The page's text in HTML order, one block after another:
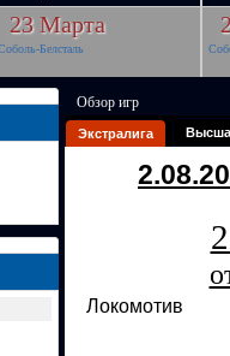
23 Марта
Белсталь
Обзор игр
Экстралига
Локомотив